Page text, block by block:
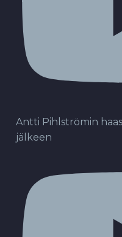
Antti Pihlströmin
jälkeen